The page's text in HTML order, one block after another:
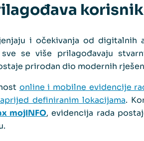
i očekivanja od digitalnih
se više prilagođavaju
prirodan dio modernih
online i mobilne evidencije
definiranim lokacijama.
mojINFO, evidencija rada